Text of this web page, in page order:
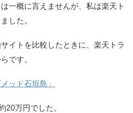
一概に言えませんが、私は楽天ト
した。
イトを比較したときに、楽天トラ
です。
ッド石垣島」
20万円でした。